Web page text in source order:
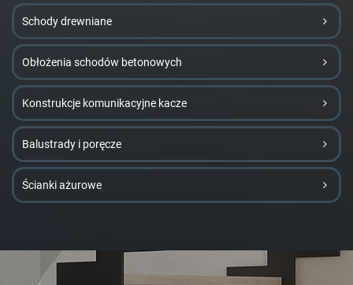
Schody drewniane
Obłożenia schodów betonowych
Konstrukcje komunikacyjne kacze
Balustrady i poręcze
Ścianki ażurowe